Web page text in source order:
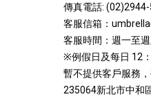
傳真電話:
客服信箱：
客服時間：週一至
※例假日及每日 12
暫不提供客戶服務
235064新北市中和